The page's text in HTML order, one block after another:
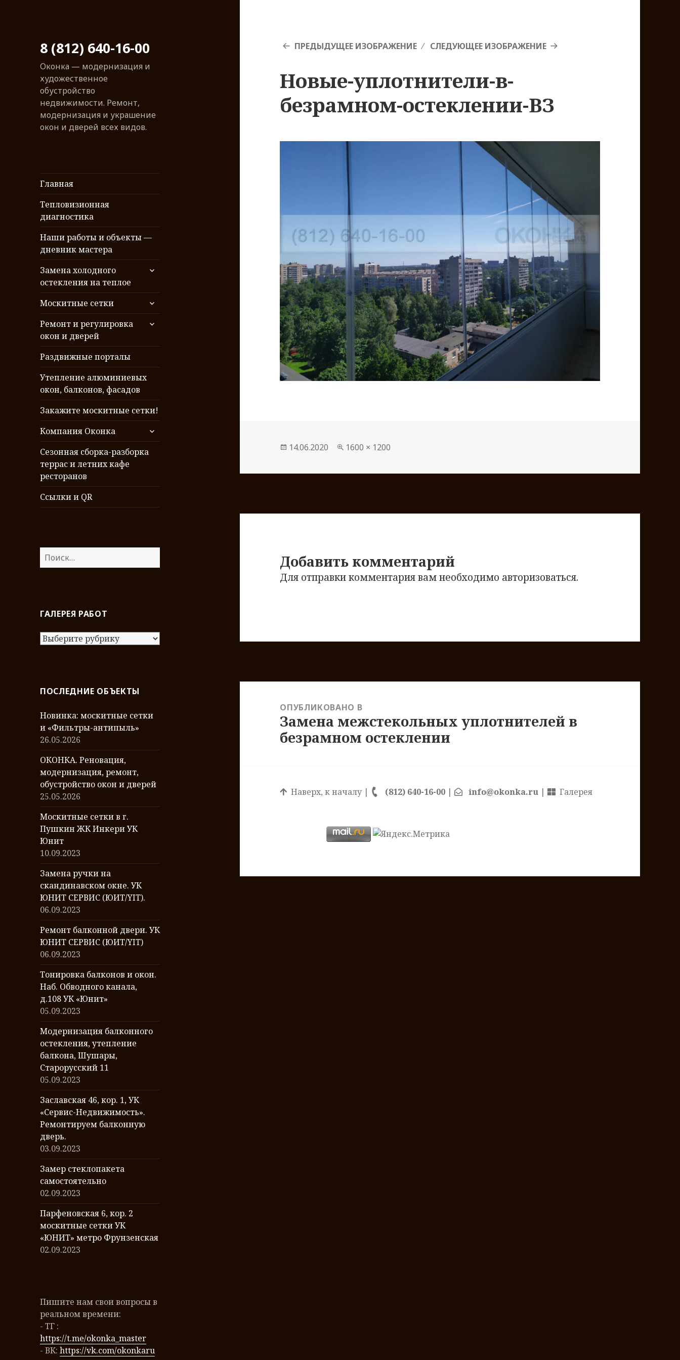
8 (812) 640-16-00
Оконка — модернизация и
художественное
обустройство
недвижимости. Ремонт,
модернизация и украшение
окон и дверей всех видов.
Главная
Тепловизионная
диагностика
Наши работы и объекты —
дневник мастера
Замена холодного
остекления на теплое
раскрыть
меню
Москитные сетки
раскрыть
дочернее
меню
Ремонт и регулировка
окон и дверей
раскрыть
меню
Раздвижные порталы
Утепление алюминиевых
окон, балконов, фасадов
Закажите москитные сетки!
Компания Оконка
раскрыть
дочернее
меню
Сезонная сборка-разборка
террас и летних кафе
ресторанов
Ссылки и QR
Н
а
:ГАЛЕРЕЯ РАБОТ
Г
р
я
а
б
о
т
ПОСЛЕДНИЕ ОБЪЕКТЫ
Новинка: москитные сетки
и «Фильтры-антипыль»
26.05.2026
ОКОНКА. Реновация,
модернизация, ремонт,
обустройство окон и дверей
25.05.2026
Москитные сетки в г.
Пушкин ЖК Инкери УК
Юнит
10.09.2023
Замена ручки на
скандинавском окне. УК
ЮНИТ СЕРВИС (ЮИТ/YIT).
06.09.2023
Ремонт балконной двери. УК
ЮНИТ СЕРВИС (ЮИТ/YIT)
06.09.2023
Тонировка балконов и окон.
Наб. Обводного канала,
д.108 УК «Юнит»
05.09.2023
Модернизация балконного
остекления, утепление
балкона, Шушары,
Старорусский 11
05.09.2023
Заславская 46, кор. 1, УК
«Сервис-Недвижимость».
Ремонтируем балконную
дверь.
03.09.2023
Замер стеклопакета
самостоятельно
02.09.2023
Парфеновская 6, кор. 2
москитные сетки УК
«ЮНИТ» метро Фрунзенская
02.09.2023
Пишите нам свои вопросы в
реальном времени:
- ТГ :
https://t.me/okonka_master
- ВК:https://vk.com/okonkaru
ПРЕДЫДУЩЕЕ ИЗОБРАЖЕНИЕ СЛЕДУЮЩЕЕ ИЗОБРАЖЕНИЕ
Новые-уплотнители-в-
безрамном-остеклении-ВЗ
Опубликовано
14.06.2020
Полный
1600 × 1200
Добавить комментарий
Для отправки комментария вам необходимо авторизоваться.
записям
ОПУБЛИКОВАНО В
Замена межстекольных уплотнителей в
безрамном остеклении
Наверх, к началу | (812) 640-16-00 | info@okonka.ru | Галерея